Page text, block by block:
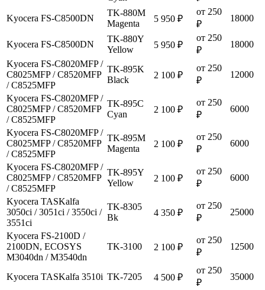
Kyocera FS-C8500DN
TK-880M
Magenta
5 950 ₽
от 250
₽
18000
Kyocera FS-C8500DN
TK-880Y
Yellow
5 950 ₽
от 250
₽
18000
Kyocera FS-C8020MFP /
C8025MFP / C8520MFP
/ C8525MFP
TK-895K
Black
2 100 ₽
от 250
₽
12000
Kyocera FS-C8020MFP /
C8025MFP / C8520MFP
/ C8525MFP
TK-895C
Cyan
2 100 ₽
от 250
₽
6000
Kyocera FS-C8020MFP /
C8025MFP / C8520MFP
/ C8525MFP
TK-895M
Magenta
2 100 ₽
от 250
₽
6000
Kyocera FS-C8020MFP /
C8025MFP / C8520MFP
/ C8525MFP
TK-895Y
Yellow
2 100 ₽
от 250
₽
6000
Kyocera TASKalfa
3050ci / 3051ci / 3550ci /
3551ci
TK-8305
Bk
4 350 ₽
от 250
₽
25000
Kyocera FS-2100D /
2100DN, ECOSYS
M3040dn / M3540dn
TK-3100 2 100 ₽
от 250
₽
12500
Kyocera TASKalfa 3510i TK-7205 4 500 ₽
от 250
₽
35000